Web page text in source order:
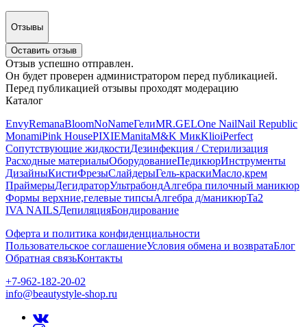
Отзывы
Оставить отзыв
Отзыв успешно отправлен.
Он будет проверен администратором перед публикацией.
Перед публикацией отзывы проходят модерацию
Каталог
EnvyRemanaBloomNoNameГелиMR.GELOne NailNail Republic
MonamiPink HousePIXIEManitaM&K МикKlioiPerfect
Сопутствующие жидкостиДезинфекция / Стерилизация
Расходные материалыОборудованиеПедикюрИнструменты
ДизайныКистиФрезыСлайдерыГель-краскиМасло,крем
ПраймерыДегидраторУльтрабондАлгебра пилочный маникюр
Формы верхние,гелевые типсыАлгебра д/маникюрTa2
IVA NAILSДепиляцияБондирование
Оферта и политика конфиденциальности
Пользовательское соглашениеУсловия обмена и возвратаБлог
Обратная связьКонтакты
+7-962-182-20-02
info@beautystyle-shop.ru